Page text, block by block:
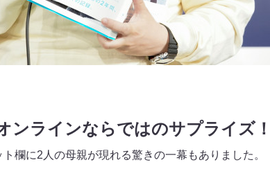
ンラインならではのサプライズ
欄に2人の母親が現れる驚きの一幕もありました。